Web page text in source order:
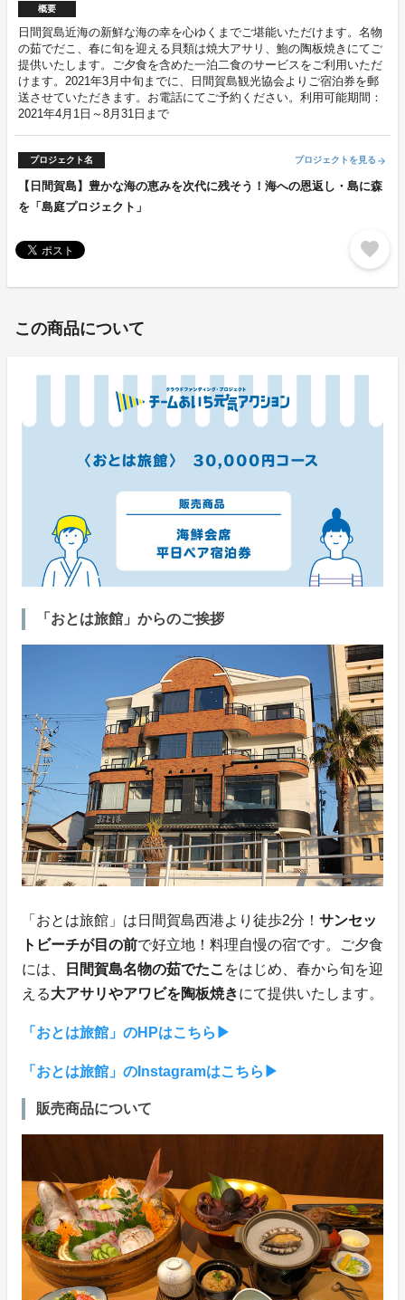
概要
日間賀島近海の新鮮な海の幸を心ゆくまでご堪能いただけます。名物
の茹でだこ、春に旬を迎える貝類は焼大アサリ、鮑の陶板焼きにてご
提供いたします。ご夕食を含めた一泊二食のサービスをご利用いただ
けます。2021年3月中旬までに、日間賀島観光協会よりご宿泊券を郵
送させていただきます。お電話にてご予約ください。利用可能期間：
2021年4月1日～8月31日まで
プロジェクト名 プロジェクトを見る arrow_forward
【日間賀島】豊かな海の恵みを次代に残そう！海への恩返し・島に森
を「島庭プロジェクト」
favorite
この商品について
「おとは旅館」からのご挨拶
「おとは旅館」は日間賀島西港より徒歩2分！ サンセッ
トビーチが目の前で好立地！料理自慢の宿です。ご夕食
には、
日間賀島名物の茹でたこ をはじめ、春から旬を迎
える大アサリやアワビを陶板焼きにて提供いたします。
「おとは旅館」のHPはこちら▶
「おとは旅館」のInstagramはこちら▶
販売商品について